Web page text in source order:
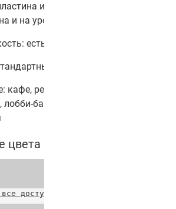
из нержавеющей стали: по
и на уровне рук
есть
или индивидуальные
кафе, рестораны, столовые,
бары, служебные
полотен
доступные цвета